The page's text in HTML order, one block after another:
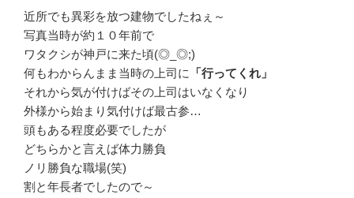
近所でも異彩を放つ建物でしたねぇ～
写真当時が約１０年前で
ワタクシが神戸に来た頃(◎_◎;)
何もわからんまま当時の上司に
「行ってくれ」
それから気が付けばその上司はいなくなり
外様から始まり気付けば最古参…
頭もある程度必要でしたが
どちらかと言えば体力勝負
ノリ勝負な職場(笑)
割と年長者でしたので～